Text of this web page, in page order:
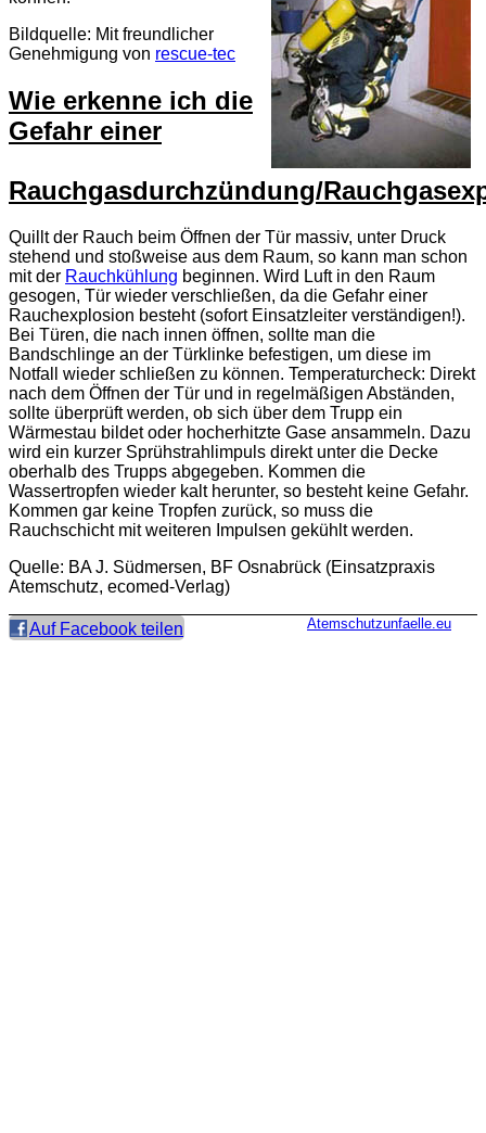
Bildquelle: Mit freundlicher
Genehmigung von rescue-tec
Wie erkenne ich die
Gefahr einer
Rauchgasdurchzündung/
Quillt der Rauch beim Öffnen der Tür massiv, unter Druck
stehend und stoßweise aus dem Raum, so kann man schon
mit der Rauchkühlung beginnen. Wird Luft in den Raum
gesogen, Tür wieder verschließen, da die Gefahr einer
Rauchexplosion besteht (sofort Einsatzleiter verständigen!).
Bei Türen, die nach innen öffnen, sollte man die
Bandschlinge an der Türklinke befestigen, um diese im
Notfall wieder schließen zu können. Temperaturcheck: Direkt
nach dem Öffnen der Tür und in regelmäßigen Abständen,
sollte überprüft werden, ob sich über dem Trupp ein
Wärmestau bildet oder hocherhitzte Gase ansammeln. Dazu
wird ein kurzer Sprühstrahlimpuls direkt unter die Decke
oberhalb des Trupps abgegeben. Kommen die
Wassertropfen wieder kalt herunter, so besteht keine Gefahr.
Kommen gar keine Tropfen zurück, so muss die
Rauchschicht mit weiteren Impulsen gekühlt werden.
Quelle: BA J. Südmersen, BF Osnabrück (Einsatzpraxis
Atemschutz, ecomed-Verlag)
Auf Facebook teilen Atemschutzunfaelle.eu